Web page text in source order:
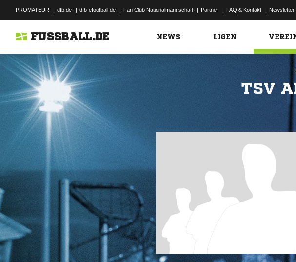
PROMATEUR | dfb.de | dfb-efootball.de | Fan Club Nationalmannschaft | Partner | FAQ & Kontakt | Newsletter
FUSSBALL.DE NEWS LIGEN
TSV